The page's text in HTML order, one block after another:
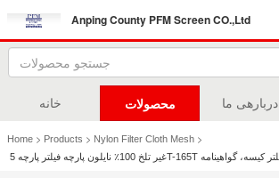
Anping County PFM Screen CO.,Ltd
خانه محصولات دربارهی ما
Home > Products > Nylon Filter Cloth Mesh >